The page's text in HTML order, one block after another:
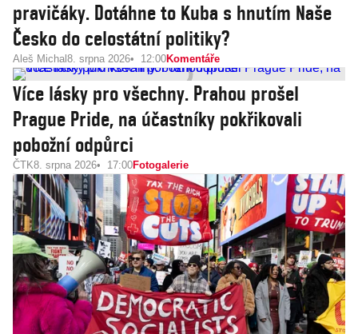
pravičáky. Dotáhne to Kuba s hnutím Naše
Česko do celostátní politiky?
Aleš Michal 8. srpna 2026 12:00Komentáře
Více lásky pro všechny. Prahou prošel
Prague Pride, na účastníky pokřikovali
pobožní odpůrci
ČTK8. srpna 2026 17:00Fotogalerie